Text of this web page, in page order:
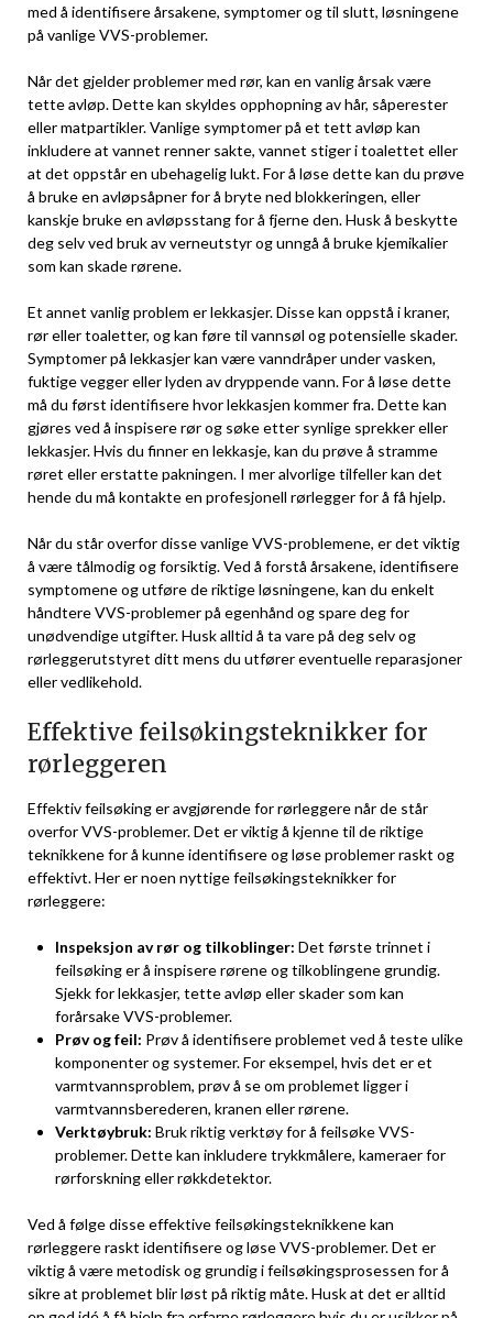
med ​å identifisere årsakene, symptomer og til slutt, løsningene
på vanlige⁤ VVS-problemer.
Når ‌det gjelder problemer med rør,‍ kan en vanlig årsak være
tette avløp. Dette kan skyldes opphopning⁣ av hår, såperester
eller matpartikler. Vanlige symptomer på et tett avløp kan
inkludere at vannet renner ⁣sakte, ‍vannet stiger i toalettet eller
at det oppstår en ubehagelig lukt. For å løse dette kan du⁣ prøve
å bruke en⁤ avløpsåpner for⁣ å bryte ned blokkeringen, eller
kanskje bruke en avløpsstang for å fjerne den. Husk å beskytte
deg selv ved bruk av verneutstyr ⁢og unngå å bruke kjemikalier
som​ kan skade rørene.
Et annet⁤ vanlig problem er lekkasjer. Disse kan oppstå i kraner,
rør eller toaletter, og kan føre til vannsøl og potensielle skader.
⁢Symptomer på lekkasjer⁤ kan være⁣ vanndråper under vasken,
fuktige vegger ⁢eller lyden av dryppende vann. ​For ⁤å løse dette
må du først identifisere hvor lekkasjen kommer fra. Dette kan
gjøres ved å inspisere rør og ⁤søke etter ​synlige sprekker eller
lekkasjer. Hvis⁢ du finner en lekkasje, ⁢kan⁣ du prøve å stramme
røret eller erstatte pakningen. I mer alvorlige tilfeller kan det
hende du⁢ må kontakte en profesjonell rørlegger ⁤for å få hjelp.
Når du står overfor disse vanlige VVS-problemene, er det viktig
å være‍ tålmodig og forsiktig. Ved å forstå årsakene, identifisere
symptomene og utføre de⁣ riktige løsningene, ⁤kan du enkelt
håndtere VVS-problemer på egenhånd og spare deg for
⁣unødvendige utgifter.⁢ Husk​ alltid å ta vare på deg selv⁢ og
rørleggerutstyret ditt mens du utfører eventuelle reparasjoner
eller vedlikehold.
Effektive feilsøkingsteknikker‍ for
⁤rørleggeren
Effektiv feilsøking er avgjørende for rørleggere når de ‌står
overfor VVS-problemer. Det er⁤ viktig å kjenne til de riktige
⁤teknikkene for å kunne identifisere og løse problemer raskt og
effektivt. Her er noen nyttige ⁤feilsøkingsteknikker‍ for
rørleggere:
Inspeksjon av rør og tilkoblinger: ‌Det første trinnet i
feilsøking er å inspisere rørene og ⁢tilkoblingene grundig.
Sjekk‍ for lekkasjer, tette avløp eller ‌skader som kan
forårsake VVS-problemer.
Prøv og feil: Prøv å identifisere problemet ved å teste ulike
komponenter og systemer.⁢ For eksempel, hvis det er et
varmtvannsproblem, ⁢prøv å se om problemet ligger i
varmtvannsberederen, ⁢kranen ​eller rørene.
Verktøybruk: Bruk riktig verktøy for å feilsøke VVS-
problemer. Dette⁣ kan inkludere⁤ trykkmålere, kameraer for
rørforskning eller ​røkkdetektor.
Ved ‌å følge disse effektive feilsøkingsteknikkene kan
rørleggere raskt‍ identifisere⁤ og løse VVS-problemer. Det er
⁤viktig å være metodisk og grundig i feilsøkingsprosessen for å
sikre at problemet blir løst på riktig måte. Husk at det er alltid